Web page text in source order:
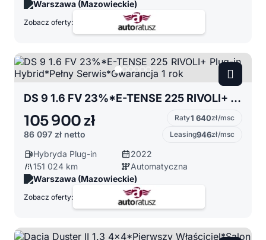
Warszawa (Mazowieckie)
Zobacz oferty:
DS 9 1.6 FV 23%*E-TENSE 225 RIVOLI+ Plug-in Hybrid*Pełny Serwis*Gwarancja 1 rok
105 900 zł
86 097 zł netto
Raty1 640zł/msc
Leasing946zł/msc
Hybryda Plug-in
2022
151 024 km
Automatyczna
Warszawa (Mazowieckie)
Zobacz oferty: